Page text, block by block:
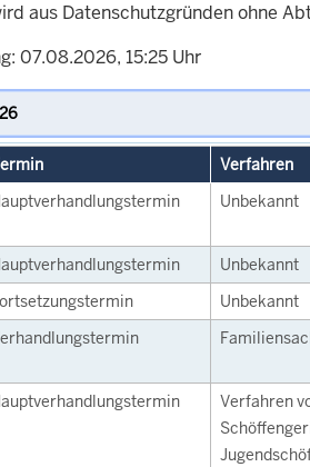
aus Datenschutzgründen ohne
07.08.2026, 15:25 Uhr
Verfahren
Unbekannt
Unbekannt
Unbekannt
Verfahren